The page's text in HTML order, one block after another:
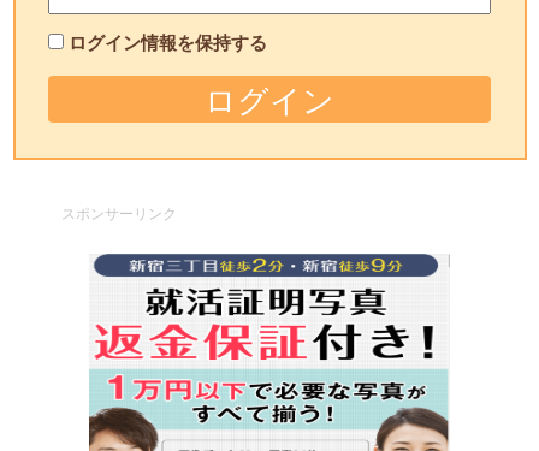
ログイン情報を保持する
スポンサーリンク